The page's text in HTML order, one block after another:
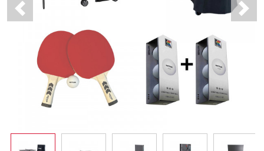
Previous Next